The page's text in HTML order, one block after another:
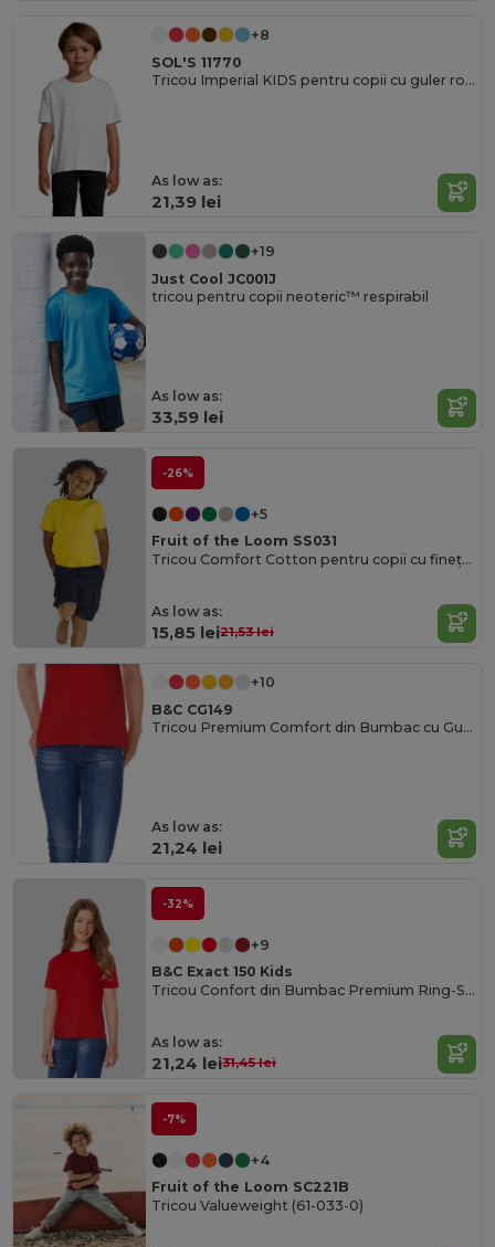
+8
SOL'S 11770
Tricou Imperial KIDS pentru copii cu guler rotund
As low as:
21,39 lei
+19
Just Cool JC001J
tricou pentru copii neoteric™ respirabil
As low as:
33,59 lei
-26%
+5
Fruit of the Loom SS031
Tricou Comfort Cotton pentru copii cu finețe Belcoro®
As low as:
15,85 lei21,53 lei
+10
B&C CG149
Tricou Premium Comfort din Bumbac cu Guler Rotund
As low as:
21,24 lei
-32%
+9
B&C Exact 150 Kids
Tricou Confort din Bumbac Premium Ring-Spun
As low as:
21,24 lei31,45 lei
-7%
+4
Fruit of the Loom SC221B
Tricou Valueweight (61-033-0)